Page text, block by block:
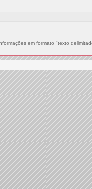
em formato "texto